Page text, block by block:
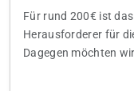
Für rund 200€ ist
Herausforderer für
Dagegen möchten